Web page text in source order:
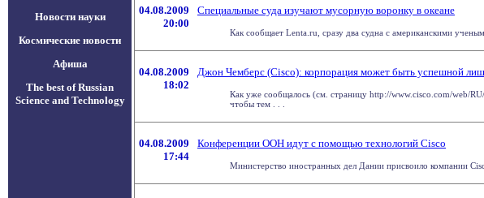
Новости науки
Космические новости
Афиша
The best of Russian
Science and Technology
04.08.2009
20:00
Специальные суда изучают мусорную воронку в океане
Как сообщает Lenta.ru, сразу два судна с американскими
04.08.2009
18:02
Джон Чемберс (Cisco): корпорация может быть успешной
Как уже сообщалось (см. страницу http://www.cisco.com/web/
чтобы тем . . .
04.08.2009
17:44
Конференции ООН идут с помощью технологий Cisco
Министерство иностранных дел Дании присвоило компании